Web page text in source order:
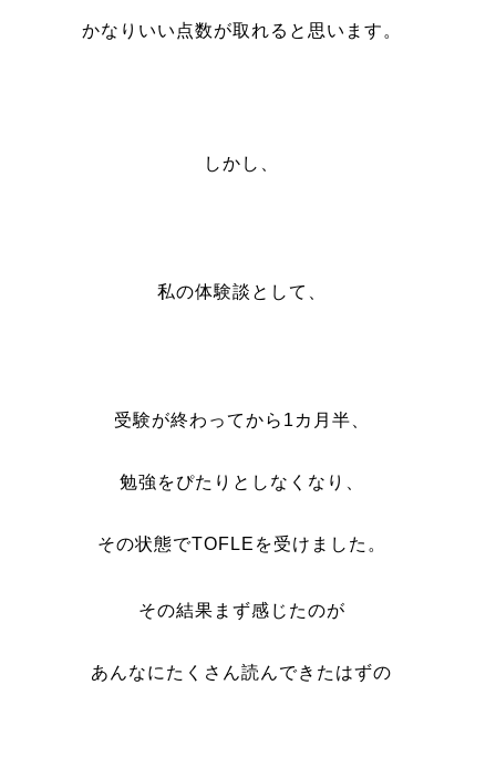
かなりいい点数が取れると思います。
しかし、
私の体験談として、
受験が終わってから1カ月半、
勉強をぴたりとしなくなり、
その状態でTOFLEを受けました。
その結果まず感じたのが
あんなにたくさん読んできたはずの